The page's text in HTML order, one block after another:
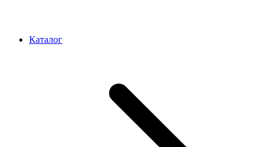
Каталог